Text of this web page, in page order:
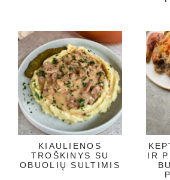
KIAULIENOS
TROŠKINYS SU
OBUOLIŲ SULTIMIS
IR